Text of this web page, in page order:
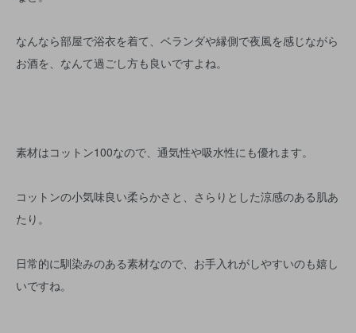
なんなら部屋で浴衣を着て、ベランダや縁側で夜風を感じながら
お酒を、なんて過ごし方も良いですよね。
素材はコットン100なので、通気性や吸水性にも優れます。
コットンの小気味良い柔らかさと、さらりとした涼感のある肌あ
たり。
日常的に馴染みのある素材なので、お手入れがしやすいのも嬉し
いですね。